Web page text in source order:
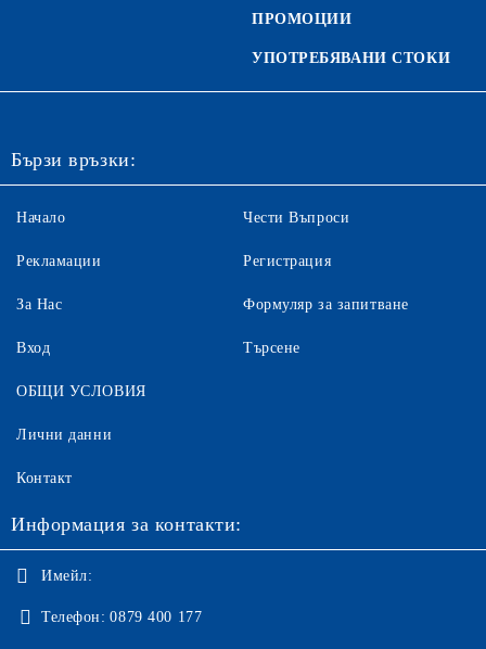
ПРОМОЦИИ
УПОТРЕБЯВАНИ СТОКИ
Бързи връзки:
Начало
Рекламации
За Нас
Вход
Чести Въпроси
Регистрация
Формуляр за запитване
Търсене
ОБЩИ УСЛОВИЯ
Лични данни
Контакт
Информация за контакти:
Имейл:
Телефон: 0879 400 177